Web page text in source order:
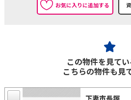
お気に入りに追加する
この物件を見て
こちらの物件も見
下妻市長塚